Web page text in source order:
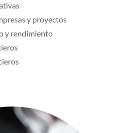
y proyectos
y rendimiento